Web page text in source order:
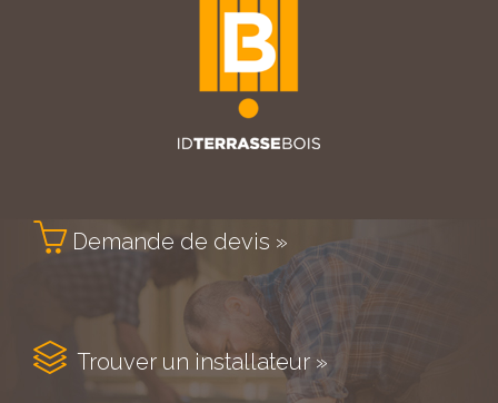
 Demande de devis »
 Trouver un installateur »